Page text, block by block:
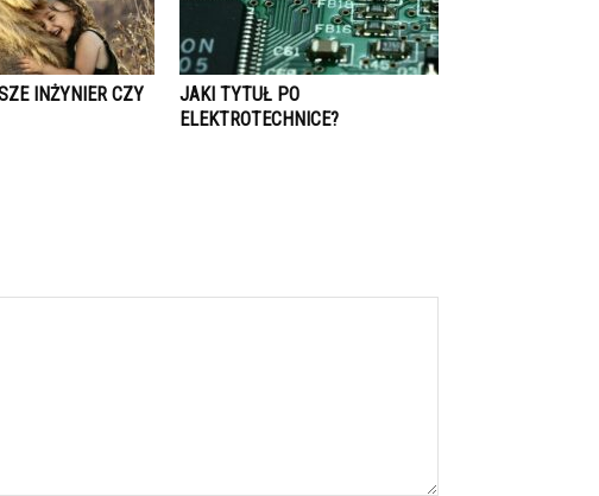
INŻYNIER CZY
JAKI TYTUŁ PO
ELEKTROTECHNICE?